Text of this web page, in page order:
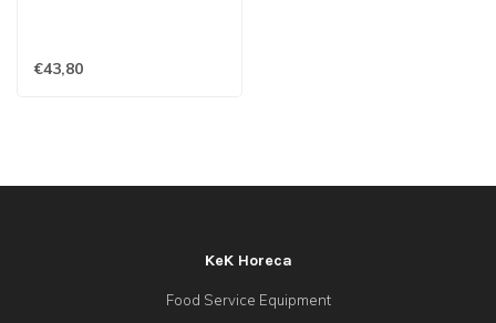
€43,80
KeK Horeca
Food Service Equipment